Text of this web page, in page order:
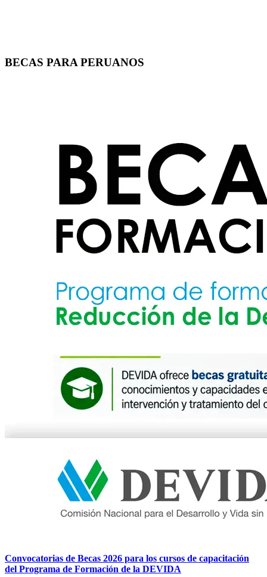
BECAS PARA PERUANOS
Convocatorias de Becas 2026 para los cursos de capacitación
del Programa de Formación de la DEVIDA